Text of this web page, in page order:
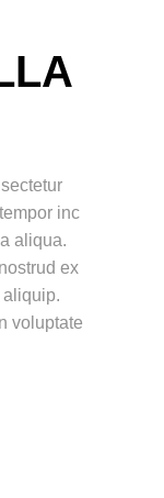
inc
aliqua.
ex
voluptate